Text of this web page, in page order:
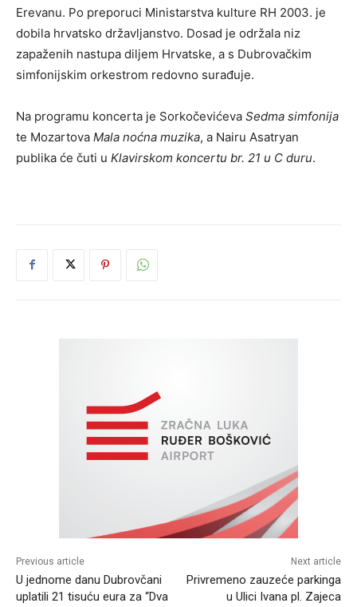
Erevanu. Po preporuci Ministarstva kulture RH 2003. je
dobila hrvatsko državljanstvo. Dosad je održala niz
zapaženih nastupa diljem Hrvatske, a s Dubrovačkim
simfonijskim orkestrom redovno surađuje.
Na programu koncerta je Sorkočevićeva Sedma simfonija
te Mozartova Mala noćna muzika, a Nairu Asatryan
publika će čuti u Klavirskom koncertu br. 21 u C duru.
Previous article
U jednome danu Dubrovčani
uplatili 21 tisuću eura za “Dva
Next article
Privremeno zauzeće parkinga
u Ulici Ivana pl. Zajeca